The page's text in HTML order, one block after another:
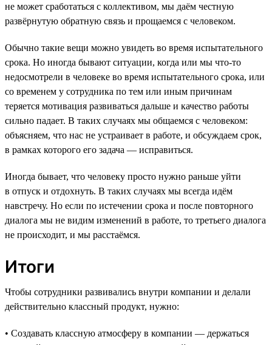
не может сработаться с коллективом, мы даём честную
развёрнутую обратную связь и прощаемся с человеком.
Обычно такие вещи можно увидеть во время испытательного
срока. Но иногда бывают ситуации, когда или мы что-то
недосмотрели в человеке во время испытательного срока, или
со временем у сотрудника по тем или иным причинам
теряется мотивация развиваться дальше и качество работы
сильно падает. В таких случаях мы общаемся с человеком:
объясняем, что нас не устраивает в работе, и обсуждаем срок,
в рамках которого его задача — исправиться.
Иногда бывает, что человеку просто нужно раньше уйти
в отпуск и отдохнуть. В таких случаях мы всегда идём
навстречу. Но если по истечении срока и после повторного
диалога мы не видим изменений в работе, то третьего диалога
не происходит, и мы расстаёмся.
Итоги
Чтобы сотрудники развивались внутри компании и делали
действительно классный продукт, нужно:
• Создавать классную атмосферу в компании — держаться